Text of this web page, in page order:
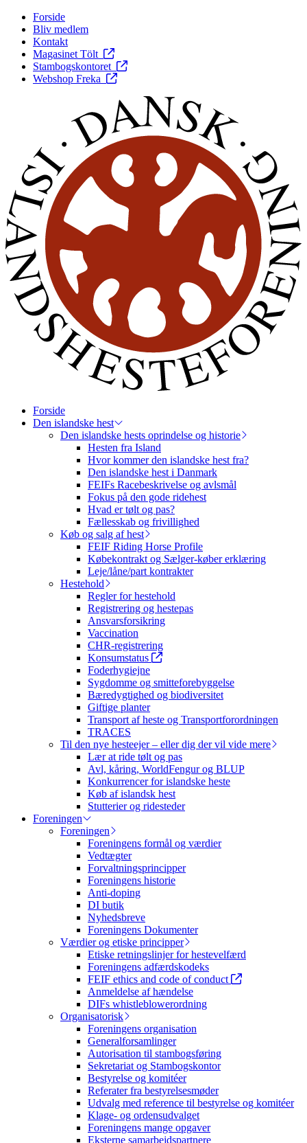
Forside
Bliv medlem
Kontakt
Magasinet Tölt
Stambogskontoret
Webshop Freka
Forside
Den islandske hest
Den islandske hests oprindelse og historie
Hesten fra Island
Hvor kommer den islandske hest fra?
Den islandske hest i Danmark
FEIFs Racebeskrivelse og avlsmål
Fokus på den gode ridehest
Hvad er tølt og pas?
Fællesskab og frivillighed
Køb og salg af hest
FEIF Riding Horse Profile
Købekontrakt og Sælger-køber erklæring
Leje/låne/part kontrakter
Hestehold
Regler for hestehold
Registrering og hestepas
Ansvarsforsikring
Vaccination
CHR-registrering
Konsumstatus
Foderhygiejne
Sygdomme og smitteforebyggelse
Bæredygtighed og biodiversitet
Giftige planter
Transport af heste og Transportforordningen
TRACES
Til den nye hesteejer – eller dig der vil vide mere
Lær at ride tølt og pas
Avl, kåring, WorldFengur og BLUP
Konkurrencer for islandske heste
Køb af islandsk hest
Stutterier og ridesteder
Foreningen
Foreningen
Foreningens formål og værdier
Vedtægter
Forvaltningsprincipper
Foreningens historie
Anti-doping
DI butik
Nyhedsbreve
Foreningens Dokumenter
Værdier og etiske principper
Etiske retningslinjer for hestevelfærd
Foreningens adfærdskodeks
FEIF ethics and code of conduct
Anmeldelse af hændelse
DIFs whistleblowerordning
Organisatorisk
Foreningens organisation
Generalforsamlinger
Autorisation til stambogsføring
Sekretariat og Stambogskontor
Bestyrelse og komitéer
Referater fra bestyrelsesmøder
Udvalg med reference til bestyrelse og komitéer
Klage- og ordensudvalget
Foreningens mange opgaver
Eksterne samarbejdspartnere